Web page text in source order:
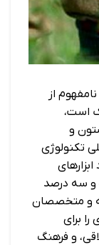
از
است،
و
تکنولوژی
و سه درصد
و متخصصان
برای
و فرهنگ